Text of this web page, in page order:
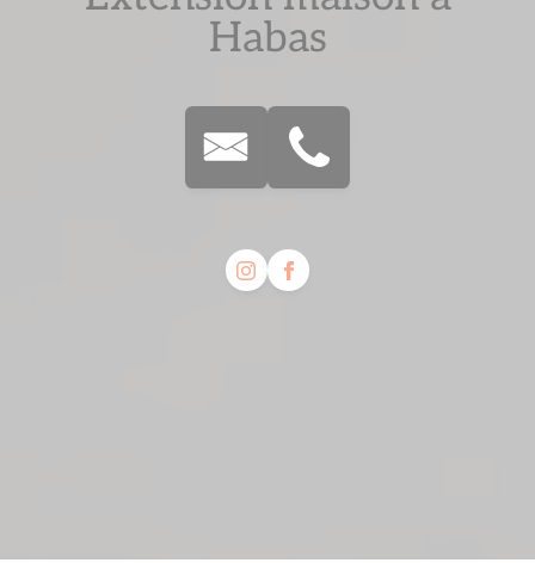
Habas